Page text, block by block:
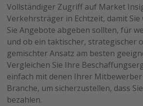
Vollständiger Zugriff auf Market
Verkehrsträger in Echtzeit, damit Sie
Sie Angebote abgeben sollten, für
und ob ein taktischer, strategischer
gemischter Ansatz am besten
Vergleichen Sie Ihre
einfach mit denen Ihrer
Branche, um sicherzustellen, dass
bezahlen.